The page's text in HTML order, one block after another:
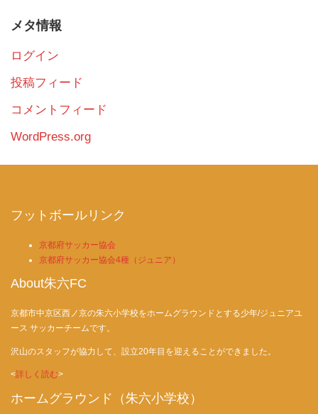
メタ情報
ログイン
投稿フィード
コメントフィード
WordPress.org
フットボールリンク
京都府サッカー協会
京都府サッカー協会4種（ジュニア）
About朱六FC
京都市中京区西ノ京の朱六小学校をホームグラウンドとする少年/ジュニアユ
ース サッカーチームです。
沢山のスタッフが協力して、設立20年目を迎えることができました。
<詳しく読む>
ホームグラウンド（朱六小学校）